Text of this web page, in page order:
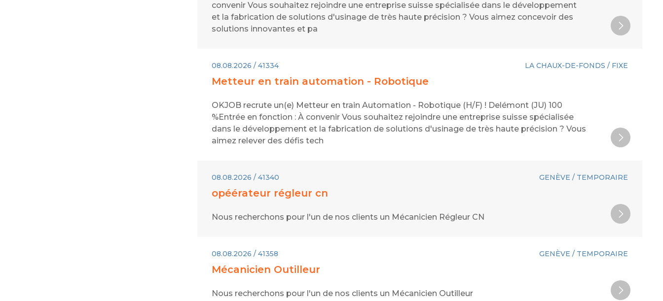
convenir Vous souhaitez rejoindre une entreprise suisse spécialisée dans le développement
et la fabrication de solutions d'usinage de très haute précision ? Vous aimez concevoir des
solutions innovantes et pa
08.08.2026 / 41334 LA CHAUX-DE-FONDS / FIXE
Metteur en train automation - Robotique
OKJOB recrute un(e) Metteur en train Automation - Robotique (H/F) ! Delémont (JU) 100
%Entrée en fonction : À convenir Vous souhaitez rejoindre une entreprise suisse spécialisée
dans le développement et la fabrication de solutions d'usinage de très haute précision ? Vous
aimez relever des défis tech
08.08.2026 / 41340 GENÈVE / TEMPORAIRE
opéérateur régleur cn
Nous recherchons pour l'un de nos clients un Mécanicien Régleur CN
08.08.2026 / 41358 GENÈVE / TEMPORAIRE
Mécanicien Outilleur
Nous recherchons pour l'un de nos clients un Mécanicien Outilleur